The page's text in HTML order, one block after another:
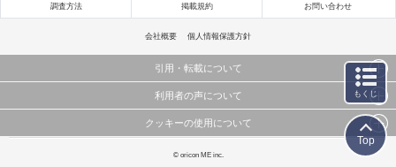
調査方法 掲載規約 お問い合わせ
会社概要 個人情報保護方針
引用・転載について
当サイトで公開されている情報（文字、写真、イラスト、画像データ等）及びこれらの配置・
これらの情報を権利者の許可なく無断転載・複製などの二次利用を行うことは固く禁じており
利用者の声について
当サイトに掲載している内容はすべてサービスの利用者が提出された見解・感想です。
弊社の見解・ 意見ではないことをご理解いただいた上でご覧ください。
クッキーの使用について
このサイトでは Cookie を使用して、ユーザーに合わせたコンテンツや広告の表示、ソーシャル
© oricon ME inc.
もくじ
Top